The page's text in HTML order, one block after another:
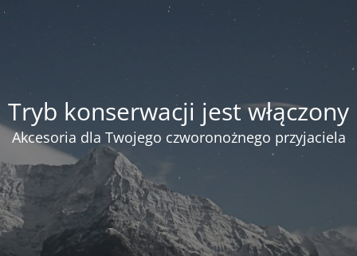
Tryb konserwacji jest włączony
Akcesoria dla Twojego czworonożnego przyjaciela